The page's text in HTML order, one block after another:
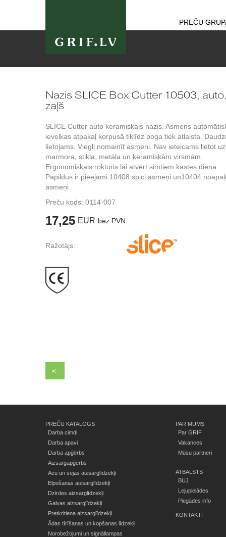
PREČU
Nazis SLICE Box Cutter 10503,
zaļš
SLICE Cutter auto keramiskais nazis. Asmens
ievelkas atpakaļ korpusā tiklīdz poga tiek atlaista.
lietojams. Viegli nomainīt asmeni. Nav ieteicams lietot uz
marmora, stikla, metāla un keramiskām virsmām.
Ergonomiskais rokturis lai atvērt simtiem kastes dienā.
Papildus ir pieejami 10408 spici asmeņi un10404
asmeņi.
Preču kods: 0114-007
17,25 EUR bez PVN
Ražotājs:
<
PREČU KATALOGS
Darba cimdi
Darba apavi
Darba apģērbs
Aizsargapģērbs
Acu un sejas aizsarglīdzekļi
Elpošanas aizsarglīdzekļi
Dzirdes aizsarglīdzekļi
Galvas aizsarglīdzekļi
Pretkritiena aizsarglīdzekļi
Ādas tīrīšanas un kopšanas līdzekļi
Norobežojumi un signāllampas
PAR MUMS
Par GRIF
Vakances
Mūsu partneri
ATBALSTS
BUJ
Lejupielādes
Piegādes info
KONTAKTI